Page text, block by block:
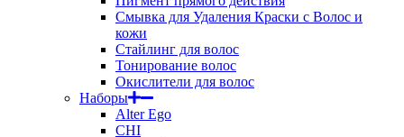
Смывка для Удаления Краски с Волос и
кожи
Стайлинг для волос
Тонирование волос
Окислители для волос
Наборы
Alter Ego
CHI